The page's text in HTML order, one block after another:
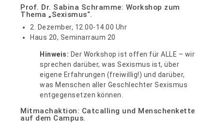
Prof. Dr. Sabina Schramme: Workshop zum
Thema „Sexismus“.
2. Dezember, 12.00-14.00 Uhr
Haus 20, Seminarraum 20
Hinweis: Der Workshop ist offen für ALLE – wir
sprechen darüber, was Sexismus ist, über
eigene Erfahrungen (freiwillig!) und darüber,
was Menschen aller Geschlechter Sexismus
entgegensetzen können.
Mitmachaktion: Catcalling und Menschenkette
auf dem Campus.